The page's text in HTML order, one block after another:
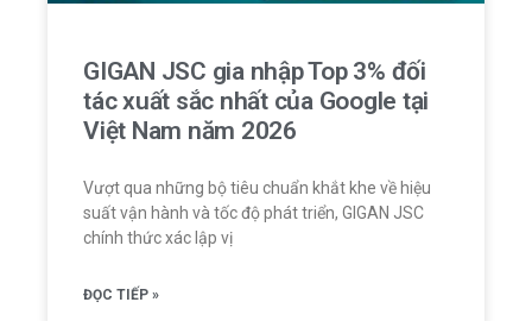
GIGAN JSC gia nhập Top 3% đối
tác xuất sắc nhất của Google tại
Việt Nam năm 2026
Vượt qua những bộ tiêu chuẩn khắt khe về hiệu
suất vận hành và tốc độ phát triển, GIGAN JSC
chính thức xác lập vị
ĐỌC TIẾP »